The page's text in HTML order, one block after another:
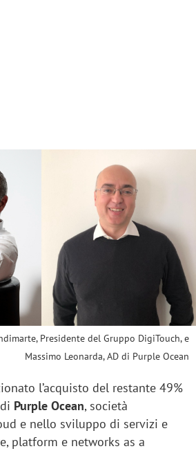
Presidente del Gruppo DigiTouch, e
Massimo Leonarda, AD di Purple Ocean
l’acquisto del restante 49%
Purple Ocean, società
e nello sviluppo di servizi e
platform e networks as a